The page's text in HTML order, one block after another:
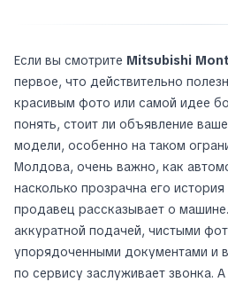
Если вы смотрите Mitsubishi
первое, что действительно
красивым фото или самой идее
понять, стоит ли объявление
модели, особенно на таком
Молдова, очень важно, как
насколько прозрачна его
продавец рассказывает о машине.
аккуратной подачей, чистыми
упорядоченными документами и
по сервису заслуживает звонка.